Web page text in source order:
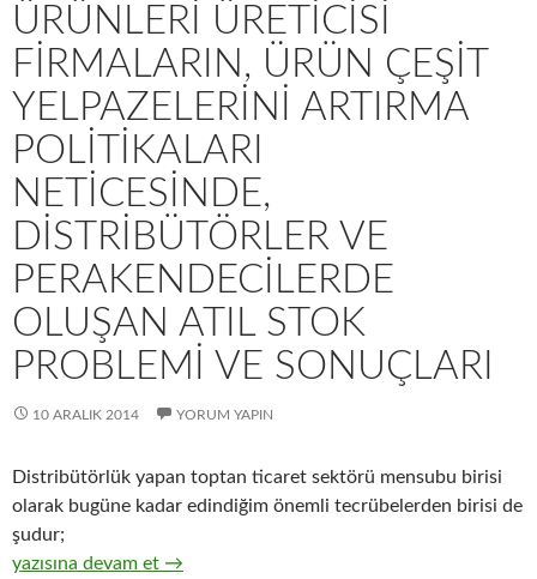
ÜRÜNLERI ÜRETICISI
FIRMALARIN, ÜRÜN ÇEŞIT
YELPAZELERINI ARTIRMA
POLITIKALARI
NETICESINDE,
DISTRIBÜTÖRLER VE
PERAKENDECILERDE
OLUŞAN ATIL STOK
PROBLEMI VE SONUÇLARI
10 ARALIK 2014 YORUM YAPIN
Distribütörlük yapan toptan ticaret sektörü mensubu birisi
olarak bugüne kadar edindiğim önemli tecrübelerden birisi de
şudur;
21-Hızlı tüketim ürünleri üreticisi firmaların, ürün çeşit
yazısına devam et →